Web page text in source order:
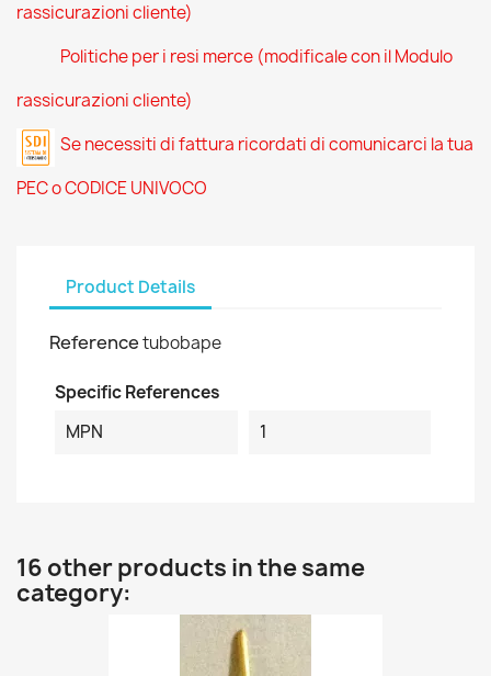
rassicurazioni cliente)
Politiche per i resi merce (modificale con il Modulo
rassicurazioni cliente)
Se necessiti di fattura ricordati di comunicarci la tua
PEC o CODICE UNIVOCO
Product Details
Referencetubobape
Specific References
MPN
1
16 other products in the same
category: